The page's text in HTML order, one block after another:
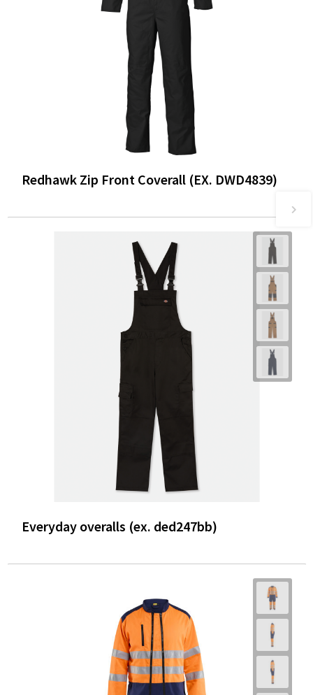
Redhawk Zip Front Coverall (EX. DWD4839)
Everyday overalls (ex. ded247bb)